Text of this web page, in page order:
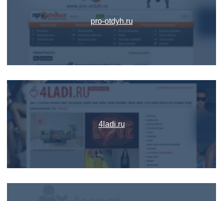
pro-otdyh.ru
4ladi.ru